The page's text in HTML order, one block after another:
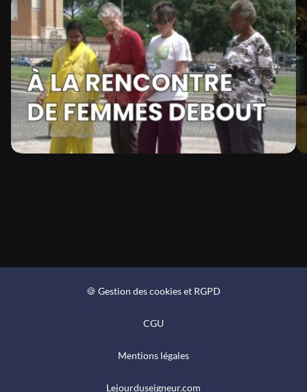
🍪 Gestion des cookies et RGPD
CGU
Mentions légales
Lejourduseigneur.com